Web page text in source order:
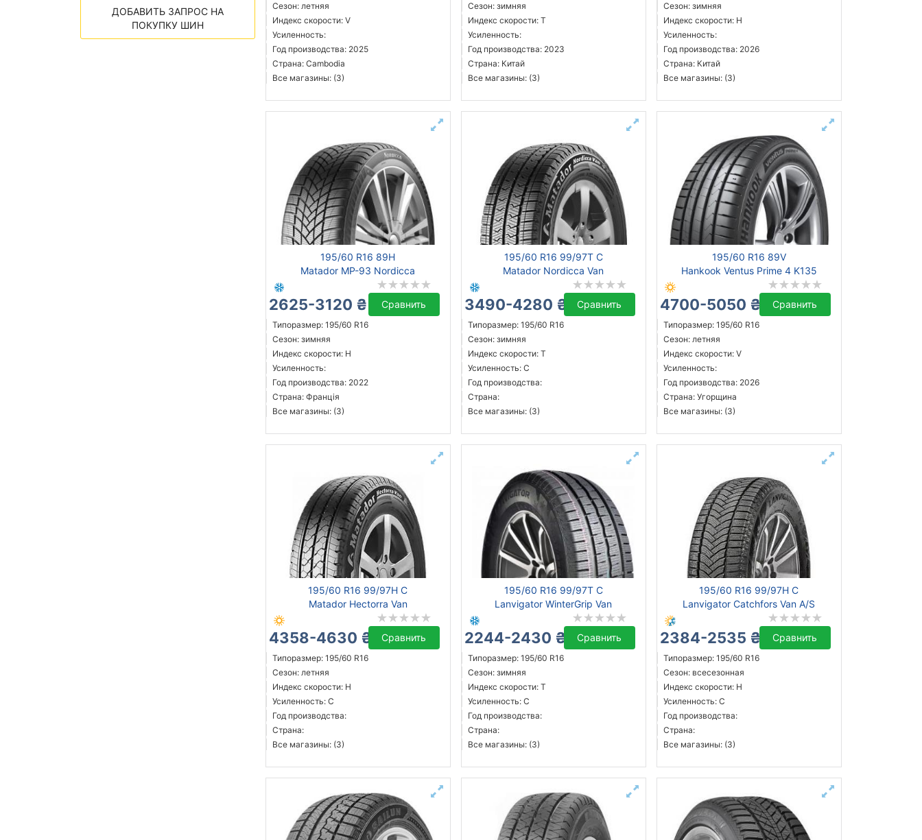
Сезон: летняя
Индекс скорости: V
Усиленность:
Год производства: 2025
Страна: Cambodia
Все магазины: (3)
Сезон: зимняя
Индекс скорости: T
Усиленность:
Год производства: 2023
Страна: Китай
Все магазины: (3)
Сезон: зимняя
Индекс скорости: H
Усиленность:
Год производства: 2026
Страна: Китай
Все магазины: (3)
195/60 R16 89H
Matador MP-93 Nordicca
2625-3120 ₴ Сравнить
Типоразмер: 195/60 R16
Сезон: зимняя
Индекс скорости: H
Усиленность:
Год производства: 2022
Страна: Франція
Все магазины: (3)
195/60 R16 99/97T C
Matador Nordicca Van
3490-4280 ₴ Сравнить
Типоразмер: 195/60 R16
Сезон: зимняя
Индекс скорости: T
Усиленность: C
Год производства:
Страна:
Все магазины: (3)
195/60 R16 89V
Hankook Ventus Prime 4 K135
4700-5050 ₴ Сравнить
Типоразмер: 195/60 R16
Сезон: летняя
Индекс скорости: V
Усиленность:
Год производства: 2026
Страна: Угорщина
Все магазины: (3)
195/60 R16 99/97H C
Matador Hectorra Van
4358-4630 ₴ Сравнить
Типоразмер: 195/60 R16
Сезон: летняя
Индекс скорости: H
Усиленность: C
Год производства:
Страна:
Все магазины: (3)
195/60 R16 99/97T C
Lanvigator WinterGrip Van
2244-2430 ₴ Сравнить
Типоразмер: 195/60 R16
Сезон: зимняя
Индекс скорости: T
Усиленность: C
Год производства:
Страна:
Все магазины: (3)
195/60 R16 99/97H C
Lanvigator Catchfors Van A/S
2384-2535 ₴ Сравнить
Типоразмер: 195/60 R16
Сезон: всесезонная
Индекс скорости: H
Усиленность: C
Год производства:
Страна:
Все магазины: (3)
ДОБАВИТЬ ЗАПРОС НА
ПОКУПКУ ШИН